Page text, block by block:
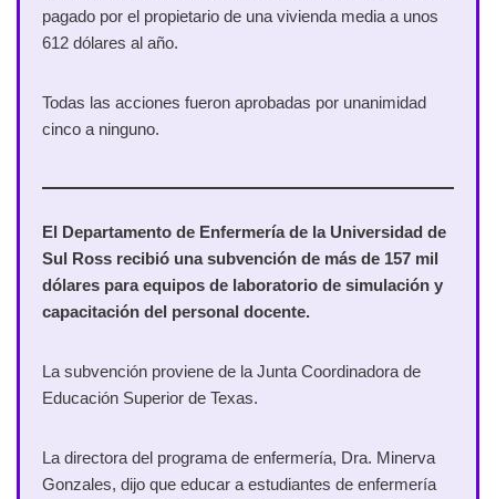
pagado por el propietario de una vivienda media a unos
612 dólares al año.
Todas las acciones fueron aprobadas por unanimidad
cinco a ninguno.
El Departamento de Enfermería de la Universidad de
Sul Ross recibió una subvención de más de 157 mil
dólares para equipos de laboratorio de simulación y
capacitación del personal docente.
La subvención proviene de la Junta Coordinadora de
Educación Superior de Texas.
La directora del programa de enfermería, Dra. Minerva
Gonzales, dijo que educar a estudiantes de enfermería